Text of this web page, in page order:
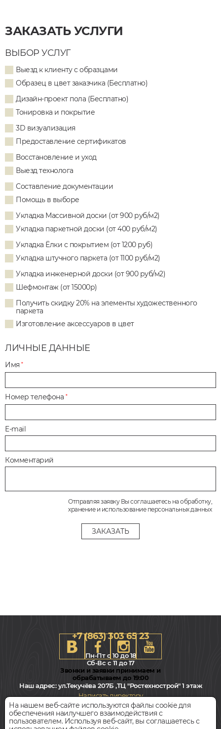
ЗАКАЗАТЬ УСЛУГИ
ВЫБОР УСЛУГ
Выезд к клиенту с образцами
Образец в цвет заказчика (Бесплатно)
Дизайн-проект пола (Бесплатно)
Тонировка и покрытие
3D визуализация
Предоставление сертификатов
Восстановление и уход
Выезд технолога
Составление документации
Помощь в выборе
Укладка Массивной доски (от 900 руб/м2)
Укладка паркетной доски (от 400 руб/м2)
Укладка Ёлки с покрытием (от 1200 руб)
Укладка штучного паркета (от 1100 руб/м2)
Укладка инженерной доски (от 900 руб/м2)
Шефмонтаж (от 15000р)
Получить скидку 20% на элементы художественного
паркета
Изготовление аксессуаров в цвет
ЛИЧНЫЕ ДАННЫЕ
Имя *
Номер телефона *
E-mail
Комментарий
Отправляя заявку Вы соглашаетесь на обработку,
хранение и использование персональных данных
+7 (863) 303 65 23
Пн-Пт с 10 до 18
Сб-Вс с 11 до 17
Звонки и заявки принимаем и
обрабатываем до 19:00
Наш адрес:ул.Текучёва 207Б ,ТЦ "Ростехнострой" 1 этаж
Написать директору
Всегда свободная парковка
На нашем веб-сайте используются файлы cookie для
обеспечения наилучшего взаимодействия с
пользователем. Используя веб-сайт, вы соглашаетесь с